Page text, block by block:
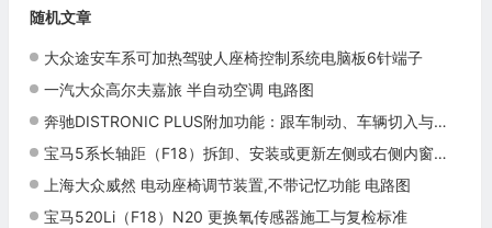
随机文章
大众途安车系可加热驾驶人座椅控制系统电脑板6针端子
一汽大众高尔夫嘉旅 半自动空调 电路图
奔驰DISTRONIC PLUS附加功能：跟车制动、车辆切入与驾驶员接管
宝马5系长轴距（F18）拆卸、安装或更新左侧或右侧内窗框盖板施工与复检标准
上海大众威然 电动座椅调节装置,不带记忆功能 电路图
宝马520Li（F18）N20 更换氧传感器施工与复检标准